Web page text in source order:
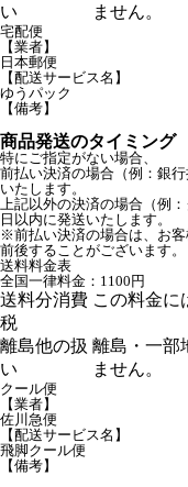
い
ません。
宅配便
【業者】
日本郵便
【配送サービス名】
ゆうパック
【備考】
商品発送のタイミング
特にご指定がない場合、
前払い決済の場合（例：銀
いたします。
上記以外の決済の場合（
日以内に発送いたします。
※前払い決済の場合は、お
前後することがございます。
送料料金表
全国一律料金：1100円
送料分消費
税
この料金に
離島他の扱
い
離島・一部
ません。
クール便
【業者】
佐川急便
【配送サービス名】
飛脚クール便
【備考】